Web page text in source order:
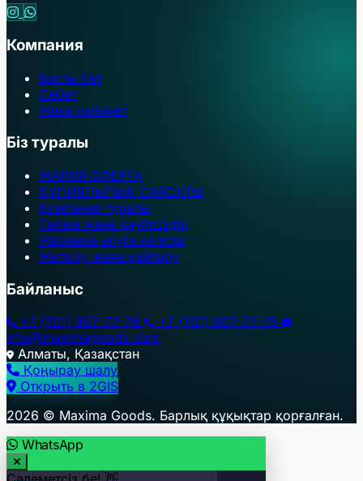
Компания
Басты бет
Себет
Жеке кабинет
Біз туралы
ЖАРИЯ ОФЕРТА
ҚҰПИЯЛЫЛЫҚ САЯСАТЫ
Компания туралы
Төлем және қауіпсіздік
Жарнама алуға келісім
Жеткізу және қайтару
Байланыс
+7 (701) 907-77-76
+7 (701) 907-77-75
info@maximagoods.com
Алматы, Қазақстан
Қоңырау шалу
+
−
Открыть в 2GIS
2026 © Maxima Goods. Барлық құқықтар қорғалған.
WhatsApp